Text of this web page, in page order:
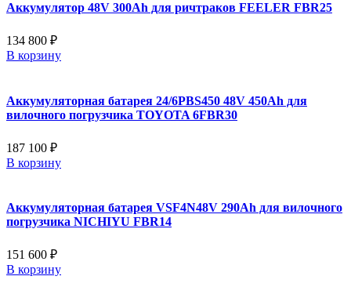
Аккумулятор 48V 300Ah для ричтраков FEELER FBR25
134 800 ₽
В корзину
Аккумуляторная батарея 24/6PBS450 48V 450Ah для
вилочного погрузчика TOYOTA 6FBR30
187 100 ₽
В корзину
Аккумуляторная батарея VSF4N48V 290Ah для вилочного
погрузчика NICHIYU FBR14
151 600 ₽
В корзину